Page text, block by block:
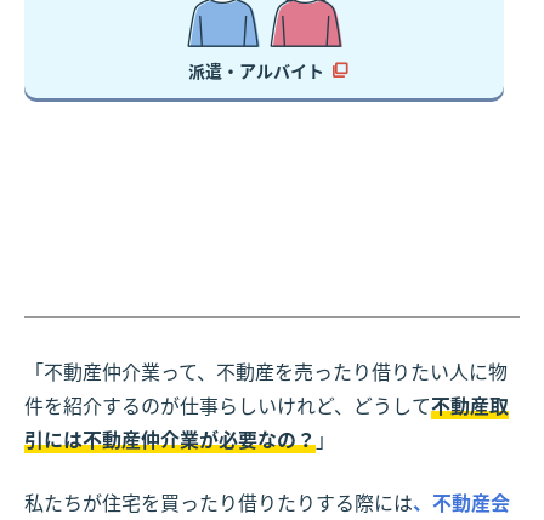
派遣・アルバイト
「不動産仲介業って、不動産を売ったり借りたい人に物
件を紹介するのが仕事らしいけれど、どうして不動産取
引には不動産仲介業が必要なの？」
私たちが住宅を買ったり借りたりする際には、不動産会